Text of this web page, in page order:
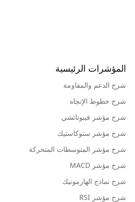
المؤشرات الرئيسية
شرح الدعم والمقاومة
شرح خطوط الإتجاه
شرح مؤشر فيبوناتشي
شرح مؤشر ستوكاستيك
شرح مؤشر المتوسطات المتحركة
شرح مؤشر MACD
شرح نماذج الهارمونيك
شرح مؤشر RSI